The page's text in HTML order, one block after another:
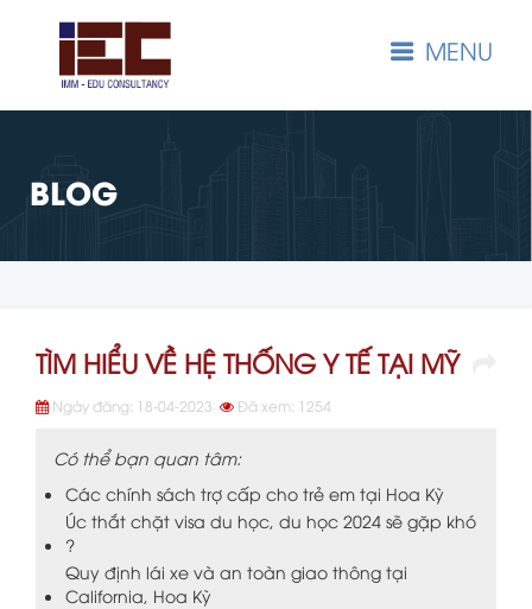
BLOG
TÌM HIỂU VỀ HỆ THỐNG Y TẾ TẠI MỸ
Ngày đăng: 18-04-2023 Đã xem: 1254
Có thể bạn quan tâm:
Các chính sách trợ cấp cho trẻ em tại Hoa Kỳ
Úc thắt chặt visa du học, du học 2024 sẽ gặp khó
?
Quy định lái xe và an toàn giao thông tại
California, Hoa Kỳ
MENU